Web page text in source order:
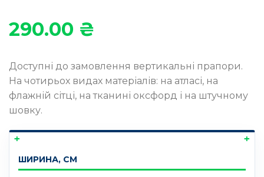
290.00 ₴
Доступні до замовлення вертикальні прапори.
На чотирьох видах матеріалів: на атласі, на
флажній сітці, на тканині оксфорд і на штучному
шовку.
ШИРИНА, СМ